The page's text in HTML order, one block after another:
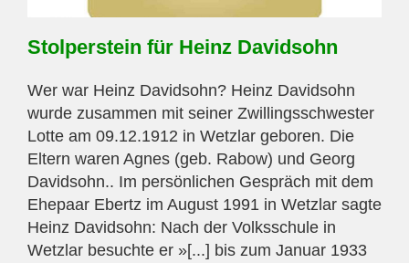
Stolperstein für Heinz Davidsohn
Wer war Heinz Davidsohn? Heinz Davidsohn
wurde zusammen mit seiner Zwillingsschwester
Lotte am 09.12.1912 in Wetzlar geboren. Die
Eltern waren Agnes (geb. Rabow) und Georg
Davidsohn.. Im persönlichen Gespräch mit dem
Ehepaar Ebertz im August 1991 in Wetzlar sagte
Heinz Davidsohn: Nach der Volksschule in
Wetzlar besuchte er »[...] bis zum Januar 1933